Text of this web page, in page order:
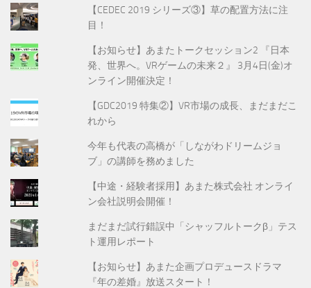
【CEDEC 2019 シリーズ③】草の配置方法に注
目！
【お知らせ】あまたトークセッション2 『日本
発、世界へ。VRゲームの未来２』 3月4日(金)オ
ンライン開催決定！
【GDC2019 特集②】VR市場の成長、まだまだこ
れから
今年も代表の高橋が「しながわドリームジョ
ブ」の講師を務めました
【中途・経験者採用】あまた株式会社 オンライ
ン会社説明会開催！
まだまだ試行錯誤中「シャッフルトークβ」テス
ト運用レポート
【お知らせ】あまた企画プロデュースドラマ
『年の差婚』放送スタート！